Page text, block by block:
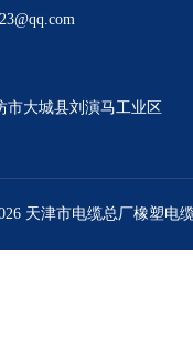
市大城县刘演马工业区
天津市电缆总厂橡塑电